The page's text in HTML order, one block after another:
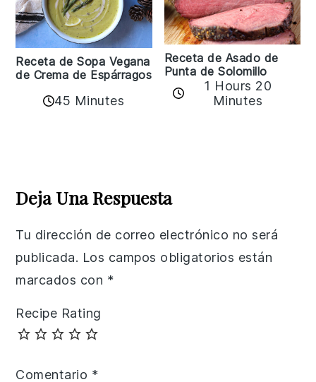
Receta de Sopa Vegana
de Crema de Espárragos
45 Minutes
Receta de Asado de
Punta de Solomillo
1 Hours 20
Minutes
Interactions
Deja Una Respuesta
Tu dirección de correo electrónico no será
publicada. Los campos obligatorios están
marcados con *
Recipe Rating
Comentario *